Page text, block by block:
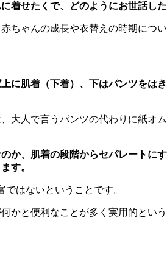
せたくで、どのようにお世話し
ゃんの成長や衣替えの時期につ
に肌着（下着）、下はパンツを
大人で言うパンツの代わりに紙
か、肌着の段階からセパレート
す。
はないということです。
かと便利なことが多く実用的という